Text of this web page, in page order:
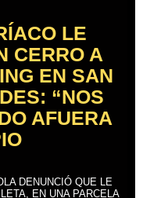
LE
CERRO A
EN SAN
“NOS
AFUERA
DENUNCIÓ QUE LE
EN UNA PARCELA